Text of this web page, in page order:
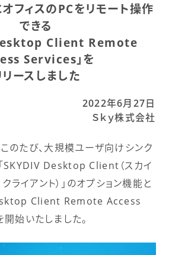
フィスのPCをリモート操作
できる
Client Remote
Services」を
リースしました
2022年6月27日
Ｓｋｙ株式会社
のたび、大規模ユーザ向けシンク
SKYDIV Desktop Client（スカイ
ライアント）」のオプション機能と
Client Remote Access
始いたしました。